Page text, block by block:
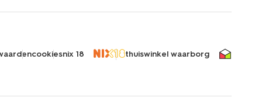
cookiesnix 18 thuiswinkel waarborg